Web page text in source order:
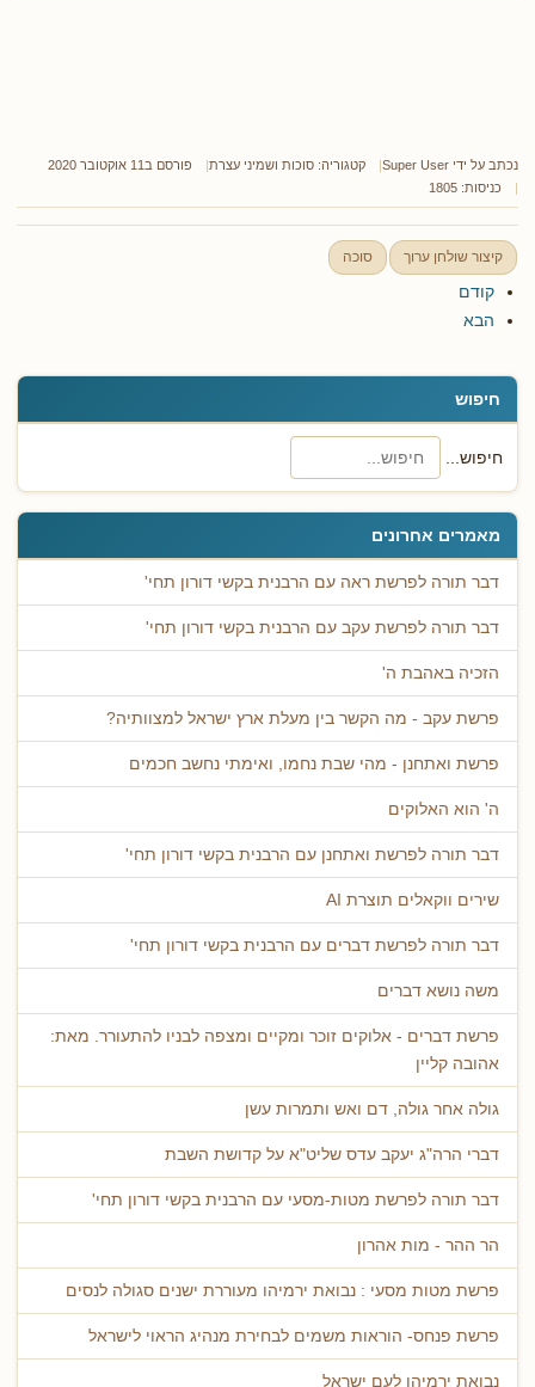
חיפוש
חיפוש...
מאמרים אחרונים
דבר תורה לפרשת ראה עם הרבנית בקשי דורון תחי'
דבר תורה לפרשת עקב עם הרבנית בקשי דורון תחי'
הזכיה באהבת ה'
פרשת עקב - מה הקשר בין מעלת ארץ ישראל למצוותיה?
פרשת ואתחנן - מהי שבת נחמו, ואימתי נחשב חכמים
ה' הוא האלוקים
דבר תורה לפרשת ואתחנן עם הרבנית בקשי דורון תחי'
שירים ווקאלים תוצרת AI
דבר תורה לפרשת דברים עם הרבנית בקשי דורון תחי'
משה נושא דברים
פרשת דברים - אלוקים זוכר ומקיים ומצפה לבניו להתעורר. מאת:
אהובה קליין
גולה אחר גולה, דם ואש ותמרות עשן
דברי הרה"ג יעקב עדס שליט"א על קדושת השבת
דבר תורה לפרשת מטות-מסעי עם הרבנית בקשי דורון תחי'
הר ההר - מות אהרון
פרשת מטות מסעי : נבואת ירמיהו מעוררת ישנים סגולה לנסים
פרשת פנחס- הוראות משמים לבחירת מנהיג הראוי לישראל
נבואת ירמיהו לעם ישראל
נכתב על ידי Super User קטגוריה: סוכות ושמיני עצרת
פורסם ב11 אוקטובר 2020
כניסות: 1805
קיצור שולחן ערוך סוכה
קודם
הבא